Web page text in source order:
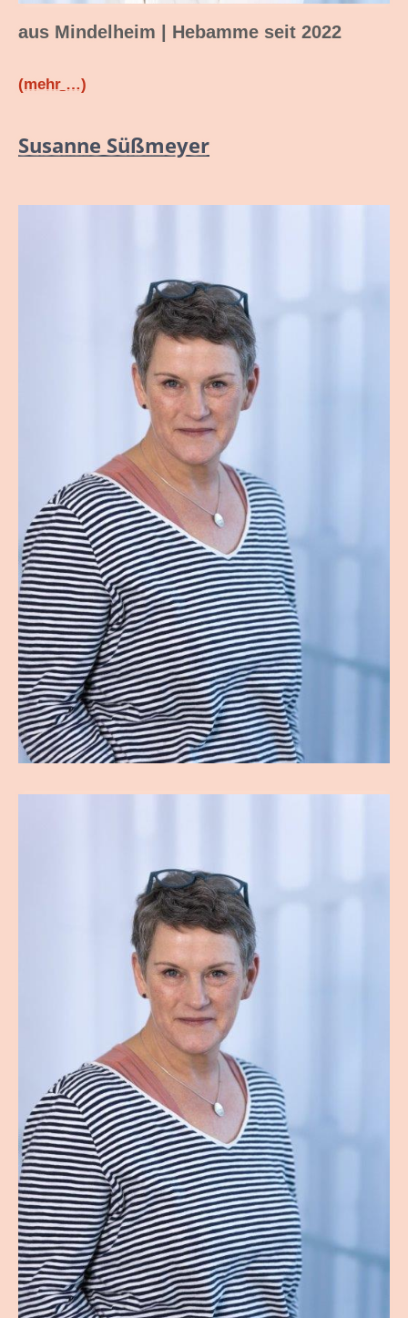
aus Mindelheim | Hebamme seit 2022
(mehr …)
Susanne Süßmeyer